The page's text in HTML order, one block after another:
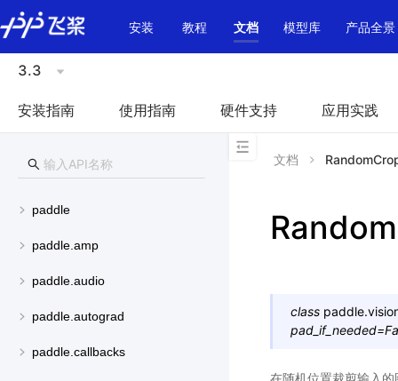
\u200E
安装
教程 文档 模型库 产品全景
3.3
安装指南 使用指南 硬件支持 应用实践
paddle
paddle.amp
paddle.audio
paddle.autograd
paddle.callbacks
文档
class
pad_if_needed=
在随机位置裁剪输入的